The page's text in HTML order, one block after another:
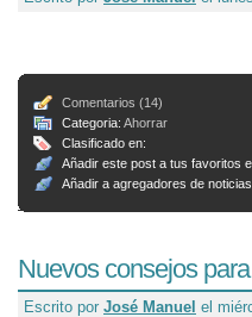
Comentarios (14)
Categoria: Ahorrar
Clasificado en:
Añadir este post a tus favoritos
Añadir a agregadores de
Nuevos consejos
Escrito por José Manuel el